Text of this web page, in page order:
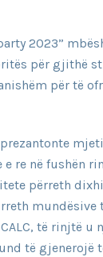
2023”
për gjithë
për të
e re në fushën
përreth
mundësive
të rinjtë u
të